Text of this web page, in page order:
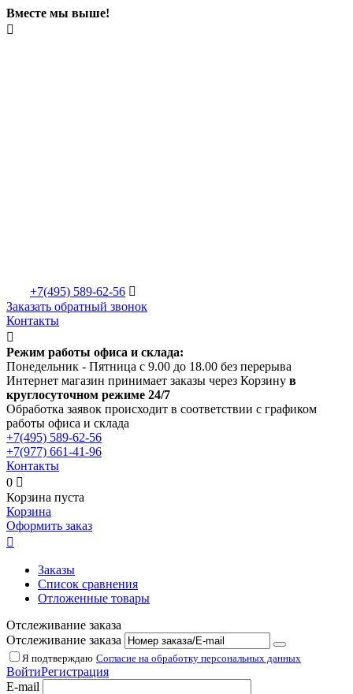
Вместе мы выше!

+7(495) 589-62-56 
Заказать обратный звонок
Контакты

Режим работы офиса и склада:
Понедельник - Пятница с 9.00 до 18.00 без перерыва
Интернет магазин принимает заказы через Корзину в
круглосуточном режиме 24/7
Обработка заявок происходит в соответствии с графиком
работы офиса и склада
+7(495) 589-62-56
+7(977) 661-41-96
Контакты
0 
Корзина пуста
Корзина
Оформить заказ

Заказы
Список сравнения
Отложенные товары
Отслеживание заказа
Отслеживание заказа
Я подтверждаю Согласие на обработку персональных данных
ВойтиРегистрация
E-mail